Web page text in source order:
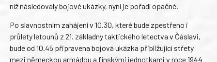
níž následovaly bojové ukázky, nyní je pořadí opačné.
Po slavnostním zahájení v 10.30, které bude zpestřeno i
průlety letounů z 21. základny taktického letectva v Čáslavi,
bude od 10.45 připravena bojová ukázka přibližující střety
mezi německou armádou a finskými jednotkami v roce 1944